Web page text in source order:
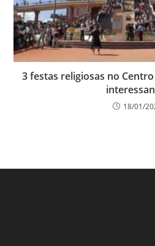
3 festas religiosas no
18/01/